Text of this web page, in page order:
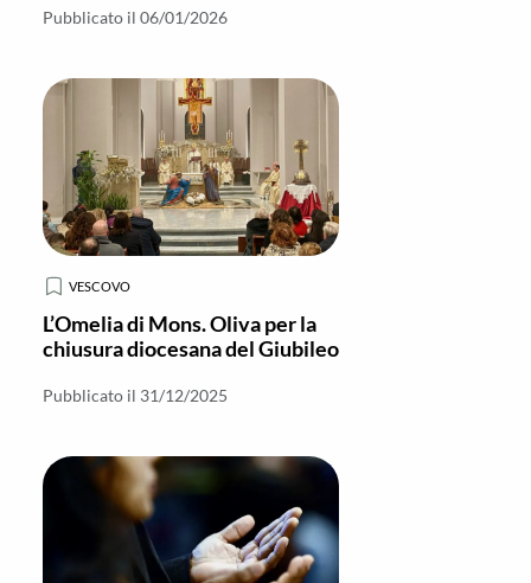
Pubblicato il 06/01/2026
VESCOVO
L’Omelia di Mons. Oliva per la
chiusura diocesana del Giubileo
Pubblicato il 31/12/2025